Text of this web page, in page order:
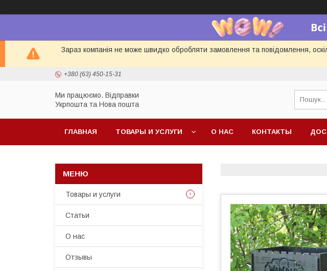
Зараз компанія не може швидко обробляти замовлення та повідомлення,
+380 (63) 450-15-31
Ми працюємо. Відправки
Укрпошта та Нова пошта
ГЛАВНАЯ ТОВАРЫ И УСЛУГИ О НАС КОНТАКТЫ
Товары и услуги
Статьи
О нас
Отзывы